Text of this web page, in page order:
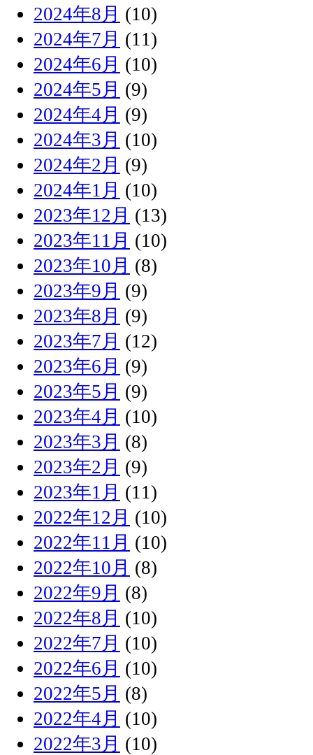
2024年8月 (10)
2024年7月 (11)
2024年6月 (10)
2024年5月 (9)
2024年4月 (9)
2024年3月 (10)
2024年2月 (9)
2024年1月 (10)
2023年12月 (13)
2023年11月 (10)
2023年10月 (8)
2023年9月 (9)
2023年8月 (9)
2023年7月 (12)
2023年6月 (9)
2023年5月 (9)
2023年4月 (10)
2023年3月 (8)
2023年2月 (9)
2023年1月 (11)
2022年12月 (10)
2022年11月 (10)
2022年10月 (8)
2022年9月 (8)
2022年8月 (10)
2022年7月 (10)
2022年6月 (10)
2022年5月 (8)
2022年4月 (10)
2022年3月 (10)